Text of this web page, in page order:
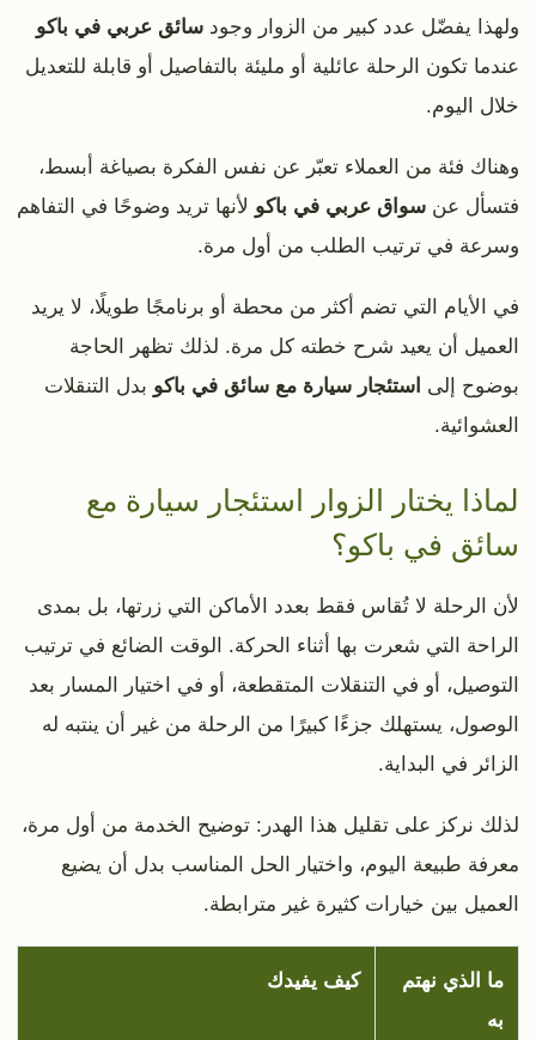
ولهذا يفضّل عدد كبير من الزوار وجود سائق عربي في باكو
عندما تكون الرحلة عائلية أو مليئة بالتفاصيل أو قابلة للتعديل
خلال اليوم.
وهناك فئة من العملاء تعبّر عن نفس الفكرة بصياغة أبسط،
فتسأل عن سواق عربي في باكو لأنها تريد وضوحًا في التفاهم
وسرعة في ترتيب الطلب من أول مرة.
في الأيام التي تضم أكثر من محطة أو برنامجًا طويلًا، لا يريد
العميل أن يعيد شرح خطته كل مرة. لذلك تظهر الحاجة
بوضوح إلى استئجار سيارة مع سائق في باكو بدل التنقلات
العشوائية.
لماذا يختار الزوار استئجار سيارة مع
سائق في باكو؟
لأن الرحلة لا تُقاس فقط بعدد الأماكن التي زرتها، بل بمدى
الراحة التي شعرت بها أثناء الحركة. الوقت الضائع في ترتيب
التوصيل، أو في التنقلات المتقطعة، أو في اختيار المسار بعد
الوصول، يستهلك جزءًا كبيرًا من الرحلة من غير أن ينتبه له
الزائر في البداية.
لذلك نركز على تقليل هذا الهدر: توضيح الخدمة من أول مرة،
معرفة طبيعة اليوم، واختيار الحل المناسب بدل أن يضيع
العميل بين خيارات كثيرة غير مترابطة.
ما الذي نهتم
به
كيف يفيدك